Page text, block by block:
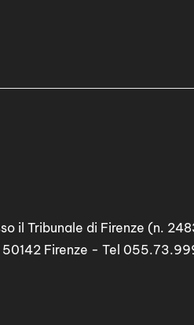
il Tribunale di Firenze (n.
Firenze - Tel